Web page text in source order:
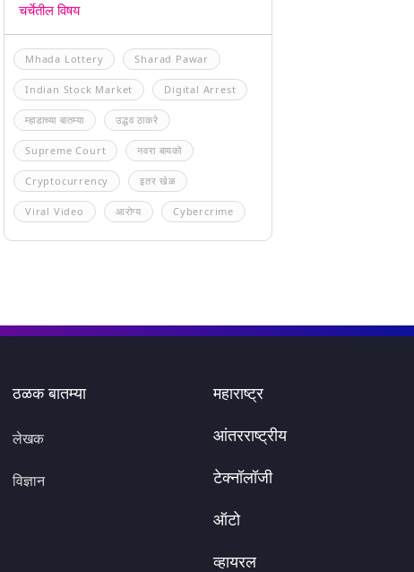
चर्चेतील विषय
Mhada Lottery Sharad Pawar
Indian Stock Market Digital Arrest
म्हाडाच्या बातम्या उद्धव ठाकरे
Supreme Court नवरा बायको
Cryptocurrency इतर खेळ
Viral Video आरोग्य Cybercrime
ठळक बातम्या
लेखक
विज्ञान
महाराष्ट्र
आंतरराष्ट्रीय
टेक्नॉलॉजी
ऑटो
व्हायरल